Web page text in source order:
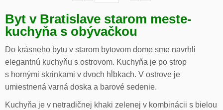
Byt v Bratislave starom meste-
kuchyňa s obývačkou
Do krásneho bytu v starom bytovom dome sme navrhli
elegantnú kuchyňu s ostrovom. Kuchyňa je po strop
s hornými skrinkami v dvoch hĺbkach. V ostrove je
umiestnená varná doska a barové sedenie.
Kuchyňa je v netradičnej khaki zelenej v kombinácii s bielou